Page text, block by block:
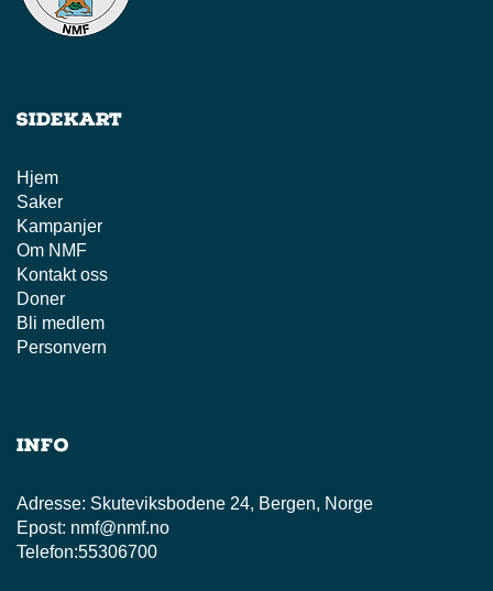
Sidekart
Hjem
Saker
Kampanjer
Om NMF
Kontakt oss
Doner
Bli medlem
Personvern
Info
Adresse: Skuteviksbodene 24, Bergen, Norge
Epost: nmf@nmf.no
Telefon:55306700